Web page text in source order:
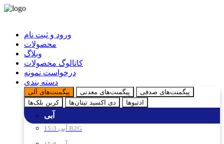
ورود و ثبت نام
محصولات
وبلاگ
کاتالوگ محصولات
درخواست نمونه
دسته بندی
پیگمنت‌های آلی پیگمنت‌های معدنی
پیگمنت‌های صدفی
کربن بلک‌ها
دی اکسید تیتان‌ها ادتیو‌ها
آبی
آبی 15:3 B2G